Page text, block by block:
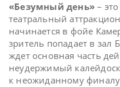
«Безумный день»–
театральный
начинается в фойе
зритель попадает в зал
ждет основная часть
неудержимый
к неожиданному